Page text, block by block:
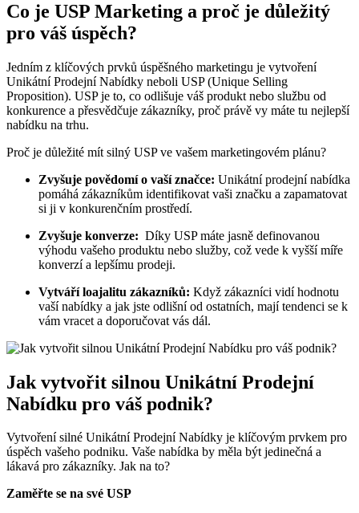
Co ‍je USP Marketing a proč je důležitý
⁤pro váš úspěch?
Jedním ⁢z⁣ klíčových​ prvků úspěšného marketingu⁤ je vytvoření
Unikátní Prodejní Nabídky ‍neboli‌ USP (Unique Selling
Proposition). USP​ je to, co odlišuje váš ⁤produkt nebo‍ službu od
konkurence a ​přesvědčuje zákazníky, proč právě ‌vy máte tu nejlepší‌
nabídku ​na trhu.
Proč je ⁣důležité ​mít silný USP​ ve vašem marketingovém plánu?
Zvyšuje‌ povědomí o vaší značce: Unikátní ​prodejní nabídka⁤
pomáhá zákazníkům identifikovat⁣ vaši značku a zapamatovat
si ji⁤ v konkurenčním prostředí.
Zvyšuje konverze: ⁣ Díky USP ⁤máte jasně‍ definovanou
výhodu vašeho produktu nebo služby, ​což vede k⁣ vyšší⁣ míře
konverzí a⁣ lepšímu prodeji.
Vytváří‌ loajalitu zákazníků: Když⁣ zákazníci vidí ​hodnotu
vaší nabídky‍ a jak jste‌ odlišní od ostatních, mají tendenci ‌se k
vám ​vracet a doporučovat vás dál.
Jak⁢ vytvořit silnou Unikátní Prodejní⁤
Nabídku pro váš podnik?
Vytvoření silné Unikátní ‌Prodejní Nabídky je ⁢klíčovým prvkem pro
⁣úspěch vašeho podniku. Vaše nabídka by ​měla být jedinečná ⁢a
lákavá‍ pro zákazníky. Jak na to?
Zaměřte ‌se ⁣na své USP